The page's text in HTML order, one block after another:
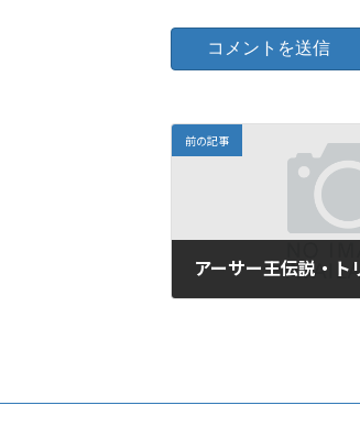
前の記事
アーサー王伝説・ト